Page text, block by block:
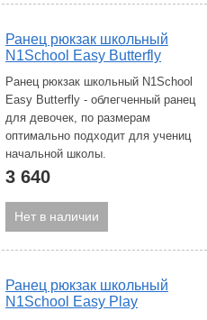
Ранец рюкзак школьный
N1School Easy Butterfly
Ранец рюкзак школьный N1School
Easy Butterfly - облегченный ранец
для девочек, по размерам
оптимально подходит для учениц
начальной школы.
3 640
Нет в наличии
Ранец рюкзак школьный
N1School Easy Play